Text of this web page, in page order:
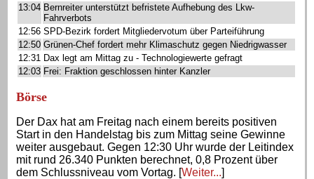
13:04 Bernreiter unterstützt befristete Aufhebung des Lkw-
Fahrverbots
12:56 SPD-Bezirk fordert Mitgliedervotum über Parteiführung
12:50 Grünen-Chef fordert mehr Klimaschutz gegen Niedrigwasser
12:31 Dax legt am Mittag zu - Technologiewerte gefragt
12:03 Frei: Fraktion geschlossen hinter Kanzler
Börse
Der Dax hat am Freitag nach einem bereits positiven
Start in den Handelstag bis zum Mittag seine Gewinne
weiter ausgebaut. Gegen 12:30 Uhr wurde der Leitindex
mit rund 26.340 Punkten berechnet, 0,8 Prozent über
dem Schlussniveau vom Vortag. [Weiter...]